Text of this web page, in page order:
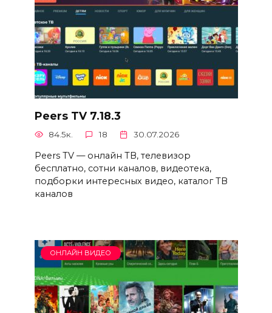
Peers TV 7.18.3
84.5к. 18 30.07.2026
Peers TV — онлайн ТВ, телевизор
бесплатно, сотни каналов, видеотека,
подборки интересных видео, каталог ТВ
каналов
ОНЛАЙН ВИДЕО